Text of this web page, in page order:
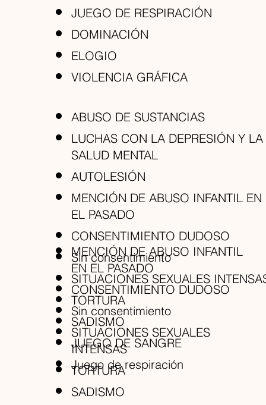
JUEGO DE RESPIRACIÓN
DOMINACIÓN
ELOGIO
VIOLENCIA GRÁFICA
ABUSO DE SUSTANCIAS
LUCHAS CON LA DEPRESIÓN Y LA
SALUD MENTAL
AUTOLESIÓN
MENCIÓN DE ABUSO INFANTIL EN
EL PASADO
CONSENTIMIENTO DUDOSO
Sin consentimiento
SITUACIONES SEXUALES
TORTURA
SADISMO
JUEGO DE SANGRE
Juego de respiración
MENCIÓN DE ABUSO INFANTIL
EN EL PASADO
CONSENTIMIENTO DUDOSO
Sin consentimiento
SITUACIONES SEXUALES
INTENSAS
TORTURA
SADISMO